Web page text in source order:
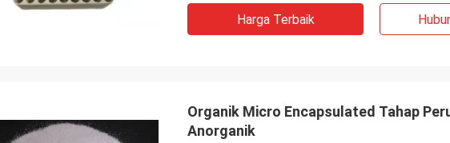
Harga Terbaik
Organik Micro Encapsulated Tahap
Anorganik